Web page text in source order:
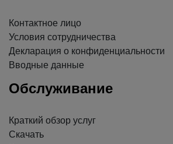
Контактное лицо
Условия сотрудничества
Декларация о конфиденциальности
Вводные данные
Обслуживание
Краткий обзор услуг
Скачать